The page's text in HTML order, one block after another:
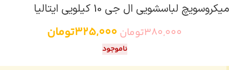
میکروسویچ لباسشویی ال جی 10 کیلویی ایتالیا
380,000تومان 325,000تومان
ناموجود